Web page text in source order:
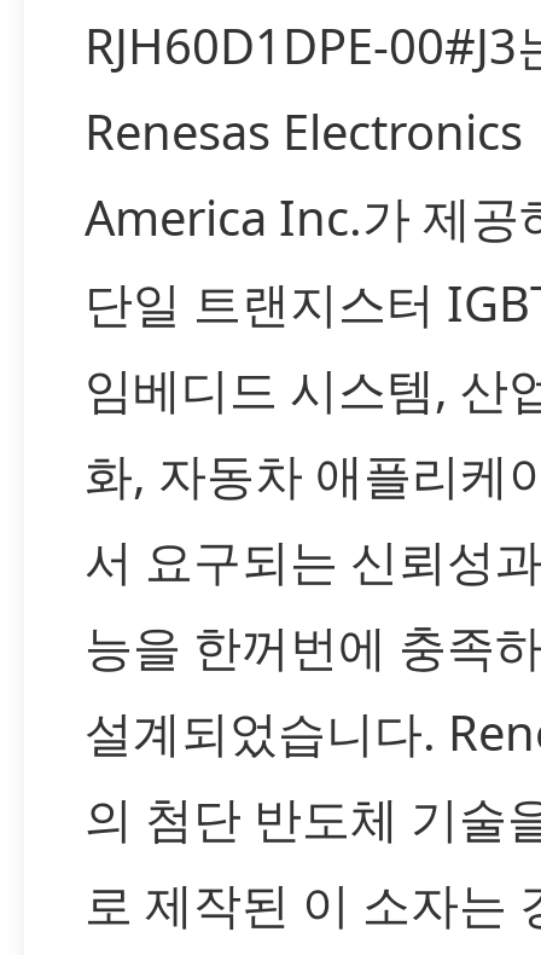
RJH60D1DPE-00#J3
Renesas Electronics
America Inc.가 제공
단일 트랜지스터
임베디드 시스템, 산
화, 자동차 애플리케
서 요구되는 신뢰성
능을 한꺼번에 충족
설계되었습니다.
의 첨단 반도체 기술
로 제작된 이 소자는